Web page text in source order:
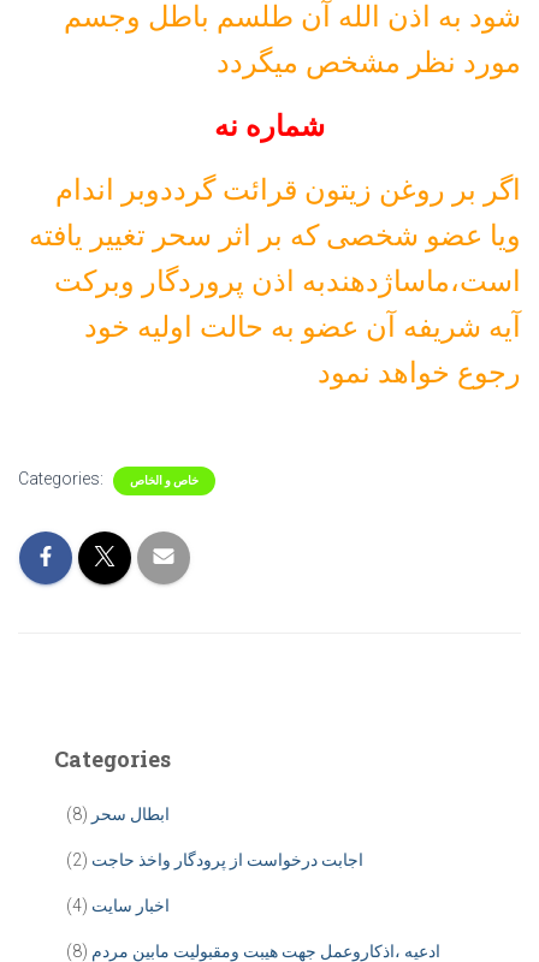
شود به اذن الله آن طلسم باطل وجسم
مورد نظر مشخص میگردد
شماره نه
اگر بر روغن زیتون قرائت گرددوبر اندام
ویا عضو شخصی که بر اثر سحر تغییر یافته
است،ماساژدهندبه اذن پروردگار وبرکت
آیه شریفه آن عضو به حالت اولیه خود
رجوع خواهد نمود
Categories: خاص و الخاص
Categories
ابطال سحر (8)
اجابت درخواست از پرودگار واخذ حاجت (2)
اخبار سایت (4)
ادعیه ،اذکاروعمل جهت هیبت ومقبولیت مابین مردم (8)